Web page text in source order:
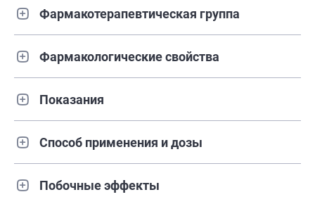
Фармакотерапевтическая группа
Фармакологические свойства
Показания
Способ применения и дозы
Побочные эффекты